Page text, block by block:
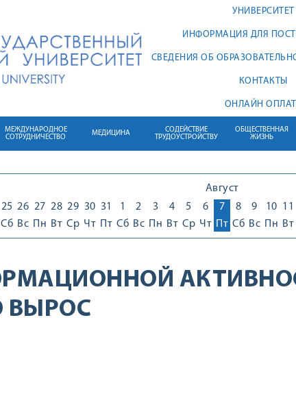
УНИВЕРСИТЕТ
ИНФОРМАЦИЯ ДЛЯ
СВЕДЕНИЯ ОБ
КОНТАКТЫ
ОНЛАЙН
МЕЖДУНАРОДНОЕ
СОТРУДНИЧЕСТВО
МЕДИЦИНА
СОДЕЙСТВИЕ
ТРУДОУСТРОЙСТВУ
ОБЩЕСТВЕННАЯ
ЖИЗНЬ
Август
25
Сб
26
Вс
27
Пн
28
Вт
29
Ср
30
Чт
31
Пт
1
Сб
2
Вс
3
Пн
4
Вт
5
Ср
6
Чт
7
Пт
8
Сб
9
Вс
10
Пн
11
Вт
ВЫРОС